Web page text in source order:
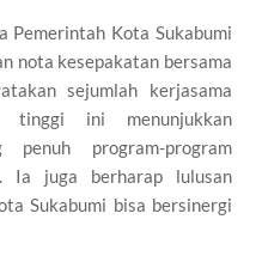
Pemerintah Kota Sukabumi
nota kesepakatan bersama
sejumlah kerjasama
tinggi ini menunjukkan
penuh program-program
Ia juga berharap lulusan
Sukabumi bisa bersinergi